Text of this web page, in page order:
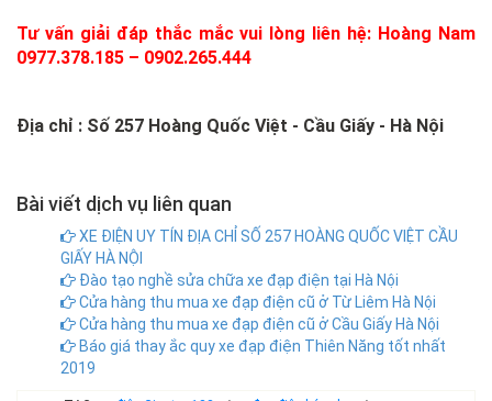
Tư vấn giải đáp thắc mắc vui lòng liên hệ: Hoàng Nam
0977.378.185 – 0902.265.444
Địa chỉ : Số 257 Hoàng Quốc Việt - Cầu Giấy - Hà Nội
Bài viết dịch vụ liên quan
XE ĐIỆN UY TÍN ĐỊA CHỈ SỐ 257 HOÀNG QUỐC VIỆT CẦU
GIẤY HÀ NỘI
Đào tạo nghề sửa chữa xe đạp điện tại Hà Nội
Cửa hàng thu mua xe đạp điện cũ ở Từ Liêm Hà Nội
Cửa hàng thu mua xe đạp điện cũ ở Cầu Giấy Hà Nội
Báo giá thay ắc quy xe đạp điện Thiên Năng tốt nhất
2019